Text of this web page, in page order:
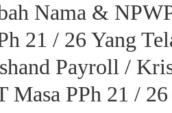
Nama &
21 / 26 Yang
Payroll /
Masa PPh 21 /